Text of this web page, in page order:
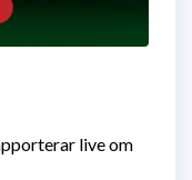
live om